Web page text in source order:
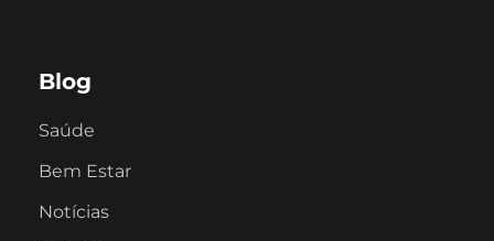
Blog
Saúde
Bem Estar
Notícias